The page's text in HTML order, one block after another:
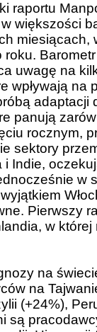
raportu
większości
miesiącach,
roku.
uwagę na
wpływają na
adaptacji
panują
rocznym,
sektory
Indie,
w
Pierwszy
w
na
na
(+24%),
są